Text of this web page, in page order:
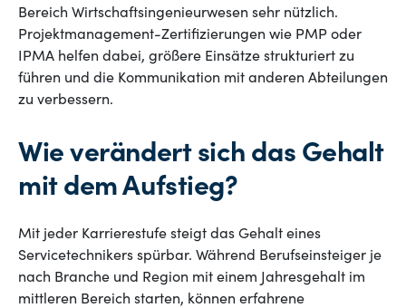
Bereich Wirtschaftsingenieurwesen sehr nützlich.
Projektmanagement-Zertifizierungen wie PMP oder
IPMA helfen dabei, größere Einsätze strukturiert zu
führen und die Kommunikation mit anderen Abteilungen
zu verbessern.
Wie verändert sich das Gehalt
mit dem Aufstieg?
Mit jeder Karrierestufe steigt das Gehalt eines
Servicetechnikers spürbar. Während Berufseinsteiger je
nach Branche und Region mit einem Jahresgehalt im
mittleren Bereich starten, können erfahrene